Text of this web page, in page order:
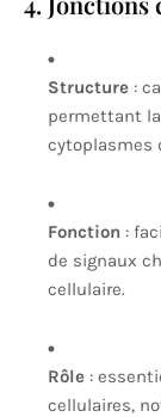
Structure :
permettant
cytoplasmes
Fonction :
de signaux
cellulaire.
Rôle :
cellulaires,